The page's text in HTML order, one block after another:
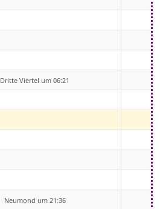
Dritte Viertel um 06:21
Neumond um 21:36